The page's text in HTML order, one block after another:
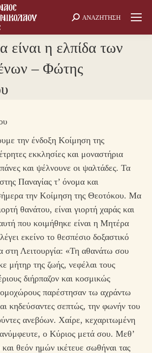
Search:
ΑΝΑΖΗΤΗΣΗ
είναι η ελπίδα των
– Φώτης
την ένδοξη Κοίμηση της
εκκλησίες και μοναστήρια
και ψέλνουνε οι ψαλτάδες. Τα
Παναγίας τ’ όνομα και
την Κοίμηση της Θεοτόκου. Μα
θανάτου, είναι γιορτή χαράς και
που κοιμήθηκε είναι η Μητέρα
εκείνο το θεσπέσιο δοξαστικό
στη Λειτουργία: «Τη αθανάτω σου
μήτηρ της ζωής, νεφέλαι τους
διήρπαζον και κοσμικώς
παρέστησαν τω αχράντω
κηδεύσαντες σεπτώς, την φωνήν του
ανεβόων. Χαίρε, κεχαριτωμένη
ο Κύριος μετά σου. Μεθ’
θεόν ημών ικέτευε σωθήναι τας